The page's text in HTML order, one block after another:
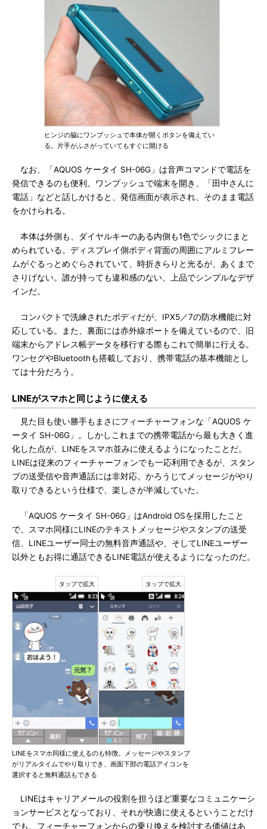
ヒンジの脇にワンプッシュで本体が開くボタンを備えてい
る。片手がふさがっていてもすぐに開ける
なお、「AQUOS ケータイ SH-06G」は音声コマンドで電話を
発信できるのも便利。ワンプッシュで端末を開き、「田中さんに
電話」などと話しかけると、発信画面が表示され、そのまま電話
をかけられる。
本体は外側も、ダイヤルキーのある内側も1色でシックにまと
められている。ディスプレイ側ボディ背面の周囲にアルミフレー
ムがぐるっとめぐらされていて、時折きらりと光るが、あくまで
さりげない。誰が持っても違和感のない、上品でシンプルなデザ
インだ。
コンパクトで洗練されたボディだが、IPX5／7の防水機能に対
応している。また、裏面には赤外線ポートを備えているので、旧
端末からアドレス帳データを移行する際もこれで簡単に行える。
ワンセグやBluetoothも搭載しており、携帯電話の基本機能とし
ては十分だろう。
LINEがスマホと同じように使える
見た目も使い勝手もまさにフィーチャーフォンな「AQUOS ケ
ータイ SH-06G」。しかしこれまでの携帯電話から最も大きく進
化した点が、LINEをスマホ並みに使えるようになったことだ。
LINEは従来のフィーチャーフォンでも一応利用できるが、スタン
プの送受信や音声通話には非対応。かろうじてメッセージがやり
取りできるという仕様で、楽しさが半減していた。
「AQUOS ケータイ SH-06G」はAndroid OSを採用したこと
で、スマホ同様にLINEのテキストメッセージやスタンプの送受
信、LINEユーザー同士の無料音声通話や、そしてLINEユーザー
以外ともお得に通話できるLINE電話が使えるようになったのだ。
LINEをスマホ同様に使えるのも特徴。メッセージやスタンプ
がリアルタイムでやり取りでき、画面下部の電話アイコンを
選択すると無料通話もできる
LINEはキャリアメールの役割を担うほど重要なコミュニケーシ
ョンサービスとなっており、それが快適に使えるということだけ
でも、フィーチャーフォンからの乗り換えを検討する価値はあ